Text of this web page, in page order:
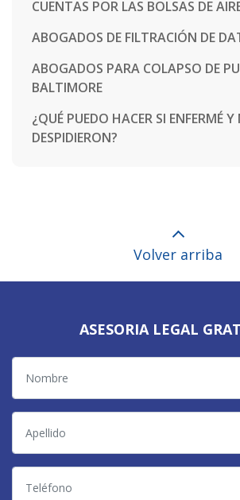
CUENTAS POR LAS BOLSAS DE
ABOGADOS DE FILTRACIÓN DE
ABOGADOS PARA COLAPSO DE
BALTIMORE
¿QUÉ PUEDO HACER SI ENFERMÉ Y
DESPIDIERON?
Volver arriba
ASESORIA LEGAL
Nombre
Apellido
Teléfono